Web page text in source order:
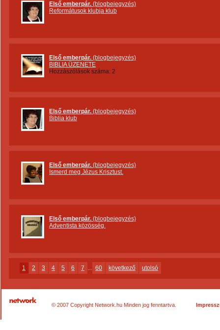
Első emberpár. (blogbejegyzés)
Reformátusok klubja klub
Első emberpár. (blogbejegyzés)
BIBLIA ÜZENETE
Hozzászólások száma: 2
Első emberpár. (blogbejegyzés)
Biblia klub
Első emberpár. (blogbejegyzés)
Ismerd meg Jézus Krisztust.
Első emberpár. (blogbejegyzés)
Adventista közösség.
1 2 3 4 5 6 7 ... 60 következő utolsó
© 2007 Copyright Network.hu Minden jog fenntartva.